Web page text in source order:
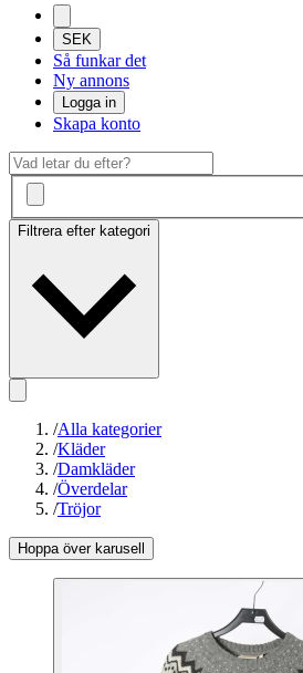
SEK
Så funkar det
Ny annons
Logga in
Skapa konto
Filtrera efter kategori
/Alla kategorier
/Kläder
/Damkläder
/Överdelar
/Tröjor
Hoppa över karusell